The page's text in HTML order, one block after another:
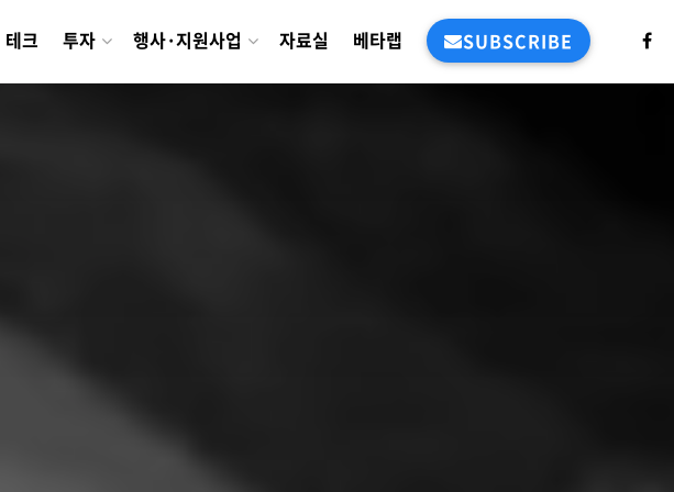
테크 투자 행사·지원사업 자료실 베타랩 SUBSCRIBE